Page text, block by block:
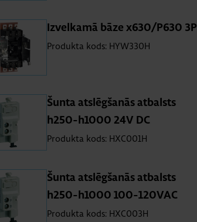
Iz­vel­kamā bāze x630/P630 3P
Produkta kods: HYW330H
Šunta at­slēg­ša­nās at­balsts
h250-h1000 24V DC
Produkta kods: HXC001H
Šunta at­slēg­ša­nās at­balsts
h250-h1000 100-120VAC
Produkta kods: HXC003H